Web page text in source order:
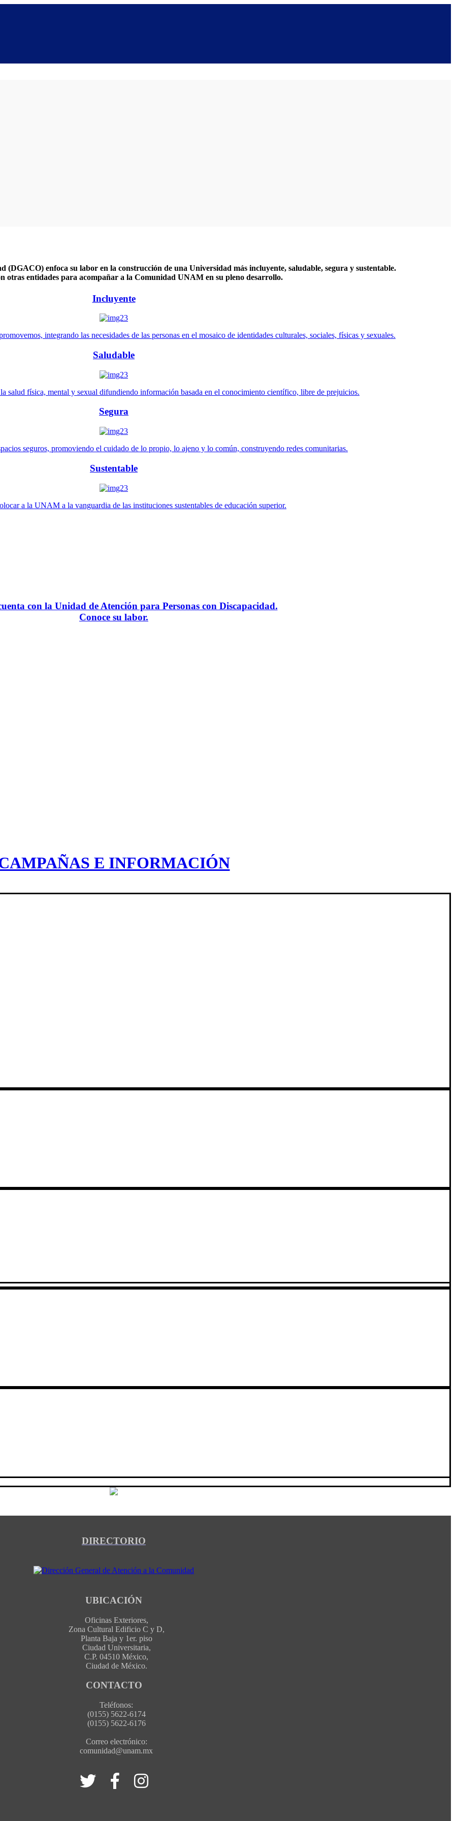
(DGACO) enfoca su labor en la construcción de una Universidad más incluyente, saludable, segura y sustentable.
otras entidades para acompañar a la Comunidad UNAM en su pleno desarrollo.
Incluyente
integrando las necesidades de las personas en el mosaico de identidades culturales, sociales, físicas y sexuales.
Saludable
salud física, mental y sexual difundiendo información basada en el conocimiento científico, libre de prejuicios.
Segura
seguros, promoviendo el cuidado de lo propio, lo ajeno y lo común, construyendo redes comunitarias.
Sustentable
a la UNAM a la vanguardia de las instituciones sustentables de educación superior.
con la Unidad de Atención para Personas con Discapacidad.
Conoce su labor.
E INFORMACIÓN
DIRECTORIO
UBICACIÓN
Oficinas Exteriores,
Zona Cultural Edificio C y D,
Planta Baja y 1er. piso
Ciudad Universitaria,
C.P. 04510 México,
Ciudad de México.
CONTACTO
Teléfonos:
(0155) 5622-6174
(0155) 5622-6176
Correo electrónico:
comunidad@unam.mx